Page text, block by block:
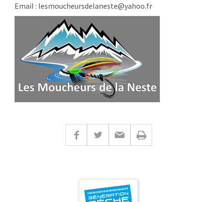
Email : lesmoucheursdelaneste@yahoo.fr